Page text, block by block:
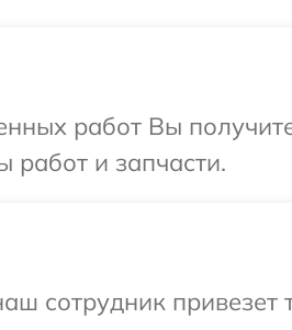
работ Вы
работ и запчасти.
сотрудник привезет